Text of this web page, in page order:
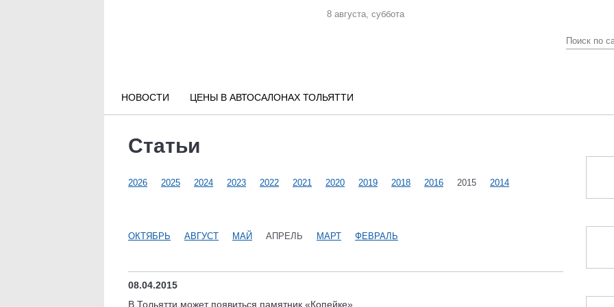
8 августа, суббота
НОВОСТИ ЦЕНЫ В АВТОСАЛОНАХ ТОЛЬЯТТИ
Статьи
2026 2025 2024 2023 2022 2021 2020 2019 2018 2016 2015 2014
ОКТЯБРЬ АВГУСТ МАЙ АПРЕЛЬ МАРТ ФЕВРАЛЬ
08.04.2015
В Тольятти может появиться памятник «Копейке»